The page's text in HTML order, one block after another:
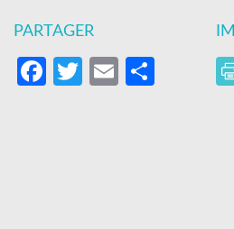
PARTAGER
Facebook
Twitter
Email